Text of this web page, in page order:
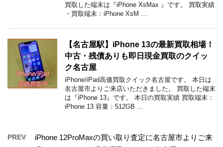
買取した端末は『iPhone XsMax 』です。 買取実績
・買取端末：iPhone XsM …
【名古屋駅】iPhone 13の最新買取相場！
中古・残債ありも即日現金買取のクイッ
ク名古屋
iPhone/iPad高価買取クイック名古屋です。 本日は
名古屋市よりご来店いただきました。 買取した端末
は『iPhone 13』です。 本日の買取実績 買取端末：
iPhone 13 容量：512GB …
PREV
iPhone 12ProMaxの買い取り査定に名古屋市よりご来